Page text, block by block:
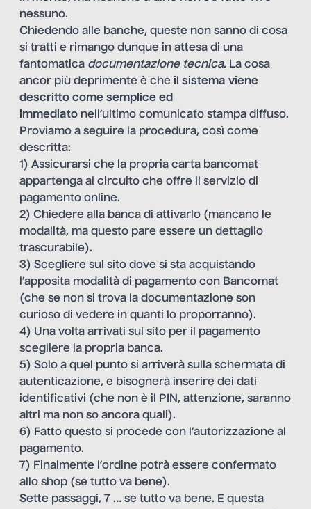
nessuno.
Chiedendo alle banche, queste non sanno di cosa
si tratti e rimango dunque in attesa di una
fantomatica documentazione tecnica. La cosa
ancor più deprimente è che il sistema viene
descritto come semplice ed
immediato nell’ultimo comunicato stampa diffuso.
Proviamo a seguire la procedura, così come
descritta:
1) Assicurarsi che la propria carta bancomat
appartenga al circuito che offre il servizio di
pagamento online.
2) Chiedere alla banca di attivarlo (mancano le
modalità, ma questo pare essere un dettaglio
trascurabile).
3) Scegliere sul sito dove si sta acquistando
l’apposita modalità di pagamento con Bancomat
(che se non si trova la documentazione son
curioso di vedere in quanti lo proporranno).
4) Una volta arrivati sul sito per il pagamento
scegliere la propria banca.
5) Solo a quel punto si arriverà sulla schermata di
autenticazione, e bisognerà inserire dei dati
identificativi (che non è il PIN, attenzione, saranno
altri ma non so ancora quali).
6) Fatto questo si procede con l’autorizzazione al
pagamento.
7) Finalmente l’ordine potrà essere confermato
allo shop (se tutto va bene).
Sette passaggi, 7 … se tutto va bene. E questa